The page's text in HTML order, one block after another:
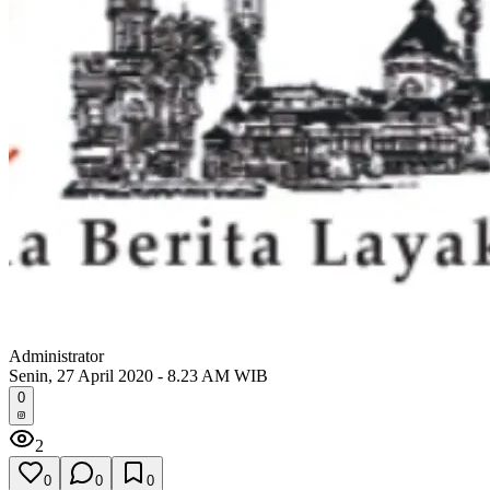
Administrator
Senin, 27 April 2020 - 8.23 AM WIB
0
2
0 0 0